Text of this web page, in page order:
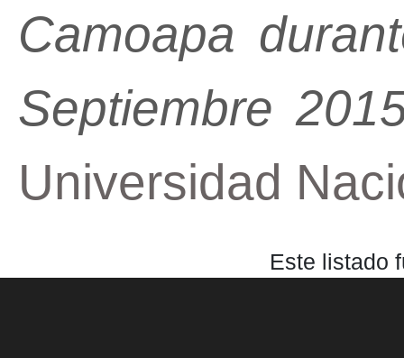
Camoapa
Septiembre
Universidad
Este listado